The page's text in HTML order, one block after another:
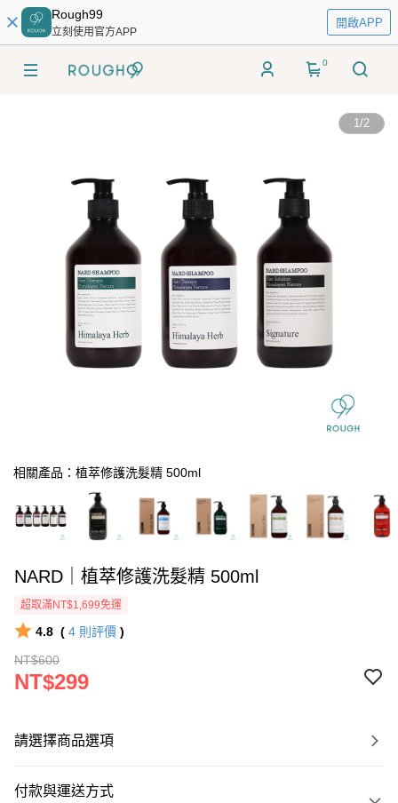
Rough99
立刻使用官方APP
開啟APP
0
1/2
相關產品：植萃修護洗髮精 500ml
NARD｜植萃修護洗髮精 500ml
超取滿NT$1,699免運
4.8 ( 4 則評價 )
NT$600
NT$299
請選擇商品選項
付款與運送方式